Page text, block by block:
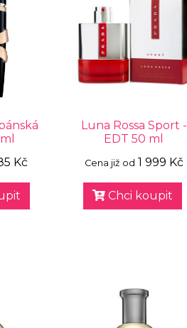
Kč
Luna Rossa Sport -
EDT 50 ml
Cena již od 1 999 Kč
Chci koupit